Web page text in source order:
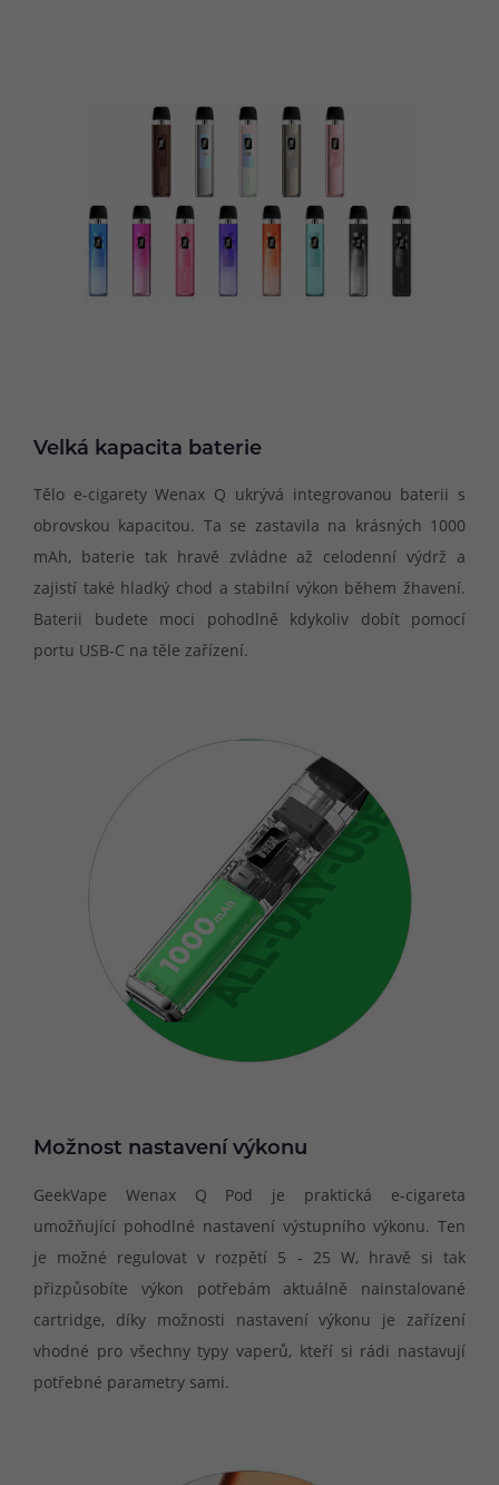
Velká kapacita baterie
Tělo e-cigarety Wenax Q ukrývá integrovanou baterii s
obrovskou kapacitou. Ta se zastavila na krásných 1000
mAh, baterie tak hravě zvládne až celodenní výdrž a
zajistí také hladký chod a stabilní výkon během žhavení.
Baterii budete moci pohodlně kdykoliv dobít pomocí
portu USB-C na těle zařízení.
Možnost nastavení výkonu
GeekVape Wenax Q Pod je praktická e-cigareta
umožňující pohodlné nastavení výstupního výkonu. Ten
je možné regulovat v rozpětí 5 - 25 W, hravě si tak
přizpůsobíte výkon potřebám aktuálně nainstalované
cartridge, díky možnosti nastavení výkonu je zařízení
vhodné pro všechny typy vaperů, kteří si rádi nastavují
potřebné parametry sami.